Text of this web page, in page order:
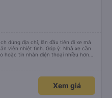
đúng địa chỉ, lần đầu tiên đi xe mà
viên nhiệt tình. Góp ý: Nhà xe cần
hoặc tin nhắn điện thoại nhiều hơn
đặt vé qua App. Chân thành
Xem giá